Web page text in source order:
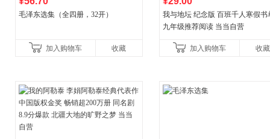
毛泽东选集（全四册，32开）
加入购物车 收藏
我与地坛 纪念版 百班千人寒假书
九年级推荐阅读 当当自营
加入购物车 收藏